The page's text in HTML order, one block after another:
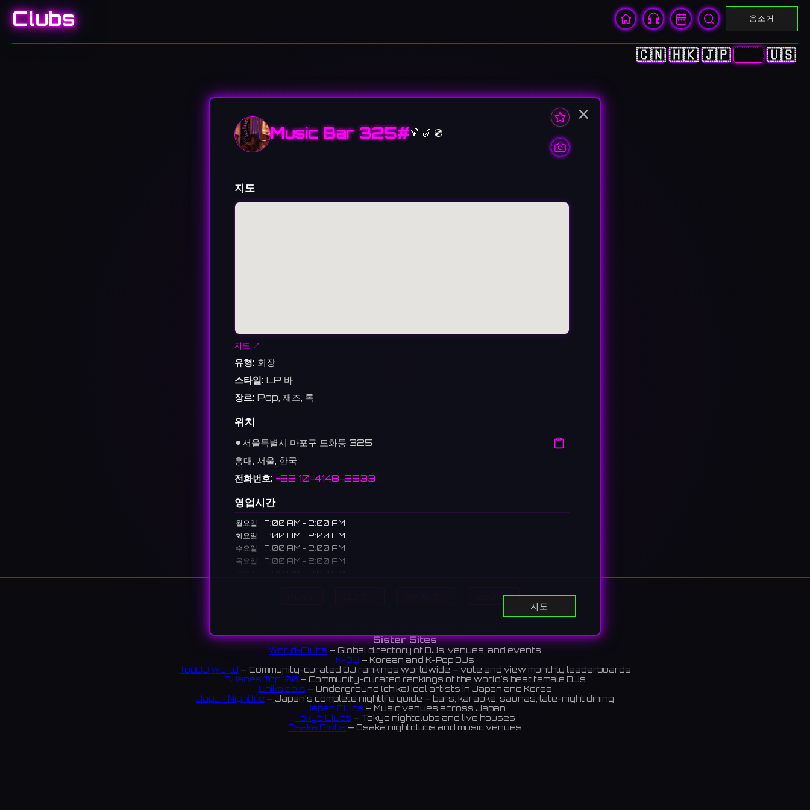
Clubs 음소거
🇨🇳 🇭🇰 🇯🇵 🇰🇷 🇺🇸
Search
Sister Sites
World-Clubs — Global directory of DJs, venues, and events
K-DJ — Korean and K-Pop DJs
TopDJ World — Community-curated DJ rankings worldwide — vote and view monthly leaderboards
DJanes Top 100 — Community-curated rankings of the world's best female DJs
ChikaIdols — Underground (chika) idol artists in Japan and Korea
Japan Nightlife — Japan's complete nightlife guide — bars, karaoke, saunas, late-night dining
Japan Clubs — Music venues across Japan
Tokyo Clubs — Tokyo nightclubs and live houses
Osaka Clubs — Osaka nightclubs and music venues
×
Music Bar 325#🍹 🎷 💿
지도
지도 ↗
유형: 회장
스타일: LP 바
장르: Pop, 재즈, 록
위치
⚫︎서울특별시 마포구 도화동 325
홍대, 서울, 한국
전화번호: +82 10-4148-2933
영업시간
월요일
7:00 AM - 2:00 AM
화요일
7:00 AM - 2:00 AM
수요일
7:00 AM - 2:00 AM
목요일
7:00 AM - 2:00 AM
토요일
7:00 AM - 2:00 AM
마포에 위치한 LP 바로, 신청곡을 받으며 다양한 음악과 함께 위스키, 와인을 즐길
수 있습니다.
1 reviews 5.0 ⭐️
지도